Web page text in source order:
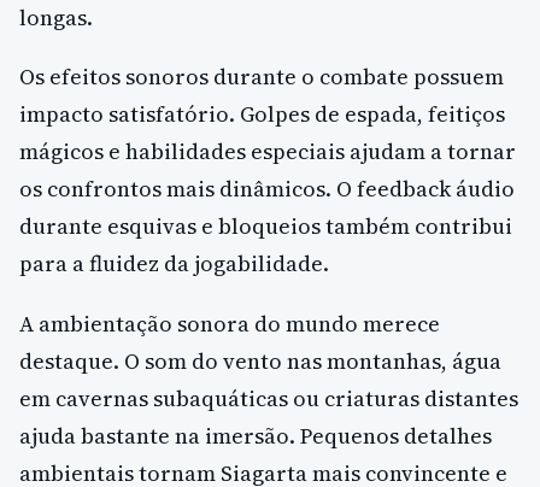
longas.
Os efeitos sonoros durante o combate possuem
impacto satisfatório. Golpes de espada, feitiços
mágicos e habilidades especiais ajudam a tornar
os confrontos mais dinâmicos. O feedback áudio
durante esquivas e bloqueios também contribui
para a fluidez da jogabilidade.
A ambientação sonora do mundo merece
destaque. O som do vento nas montanhas, água
em cavernas subaquáticas ou criaturas distantes
ajuda bastante na imersão. Pequenos detalhes
ambientais tornam Siagarta mais convincente e